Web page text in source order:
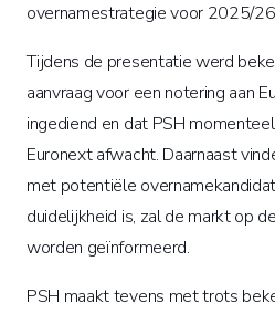
overnamestrategie voor 2025/
Tijdens de presentatie werd
aanvraag voor een notering aan
ingediend en dat PSH
Euronext afwacht. Daarnaast
met potentiële
duidelijkheid is, zal de markt op
worden geïnformeerd.
PSH maakt tevens met trots